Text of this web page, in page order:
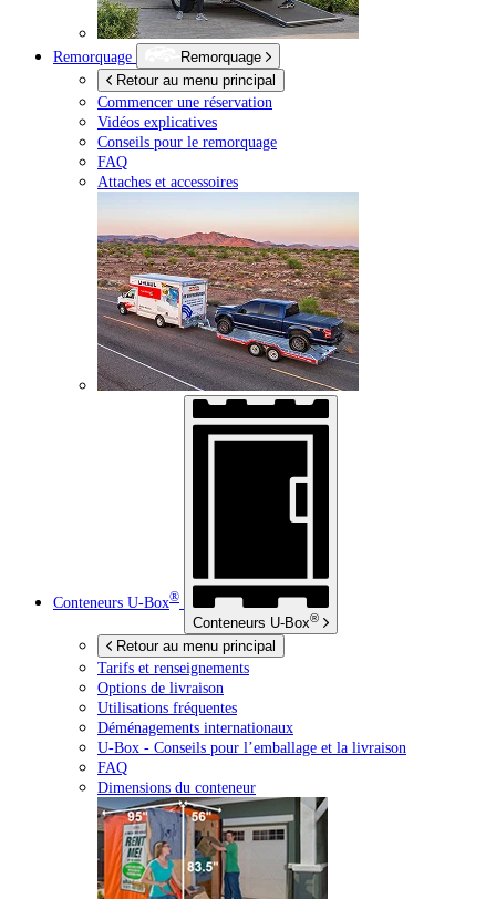
Remorquage
Remorquage
Retour au menu principal
Commencer une réservation
Vidéos explicatives
Conseils pour le remorquage
FAQ
Attaches et accessoires
Conteneurs U-Box®
Conteneurs U-Box®
Retour au menu principal
Tarifs et renseignements
Options de livraison
Utilisations fréquentes
Déménagements internationaux
U-Box - Conseils pour l’emballage et la livraison
FAQ
Dimensions du conteneur